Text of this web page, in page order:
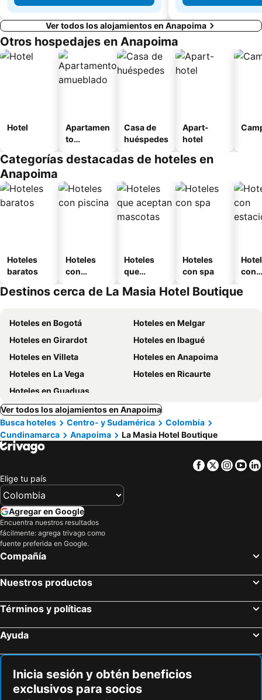
Ver todos los alojamientos en Anapoima
Otros hospedajes en Anapoima
Hotel
Apartamen
to
o
Casa de
huéspedes
Apart-
hotel
Categorías destacadas de hoteles en
Anapoima
Hoteles
baratos
Hoteles
con
Hoteles
que
mascotas
Hoteles
con spa
con
Destinos cerca de La Masia Hotel Boutique
Hoteles en Bogotá
Hoteles en Melgar
Hoteles en Girardot
Hoteles en Ibagué
Hoteles en Villeta
Hoteles en Anapoima
Hoteles en La Vega
Hoteles en Ricaurte
Hoteles en Guaduas
Ver todos los alojamientos en Anapoima
Busca hoteles
Centro- y Sudamérica
Colombia
Cundinamarca
Anapoima La Masia Hotel Boutique
Facebook
Twitter
Elige tu país
Agregar en Google
Encuentra nuestros resultados
fácilmente: agrega trivago como
fuente preferida en Google.
Compañía
Nuestros productos
Términos y políticas
Ayuda
Inicia sesión y obtén beneficios
exclusivos para socios